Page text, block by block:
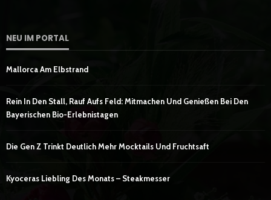
NEU IM PORTAL
Mallorca Am Elbstrand
Rein In Den Stall, Rauf Aufs Feld: Mitmachen Und Genießen Bei Den
Bayerischen Bio-Erlebnistagen
Die Gen Z Trinkt Deutlich Mehr Mocktails Und Fruchtsaft
Kyoceras Liebling Des Monats – Steakmesser